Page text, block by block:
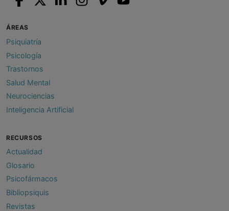
ÁREAS
Psiquiatría
Psicología
Trastornos
Salud Mental
Neurociencias
Inteligencia Artificial
RECURSOS
Actualidad
Glosario
Psicofármacos
Bibliopsiquis
Revistas